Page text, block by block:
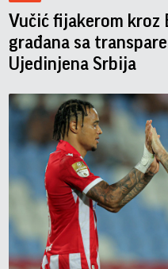
Vučić fijakerom kroz
građana sa
Ujedinjena Srbija